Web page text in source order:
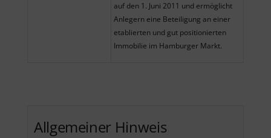
auf den 1. Juni 2011 und ermöglicht
Anlegern eine Beteiligung an einer
etablierten und gut positionierten
Immobilie im Hamburger Markt.
Allgemeiner Hinweis